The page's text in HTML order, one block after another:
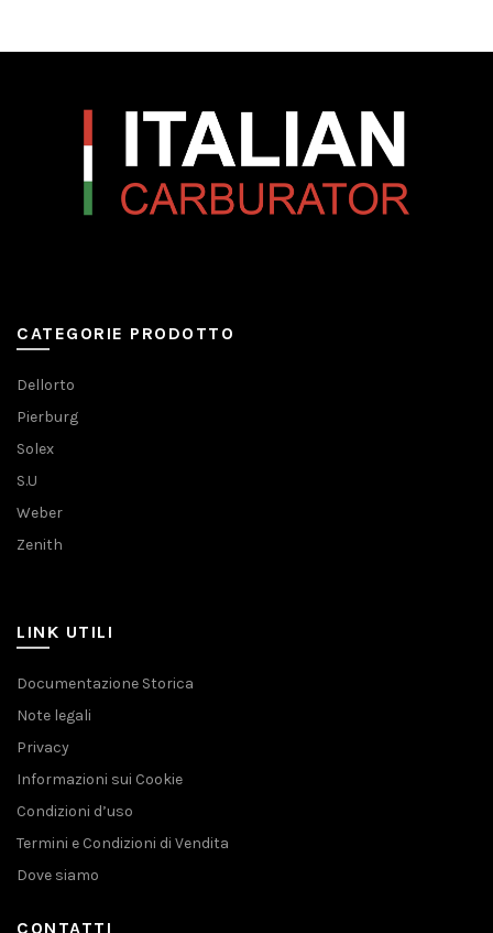
CATEGORIE PRODOTTO
Dellorto
Pierburg
Solex
S.U
Weber
Zenith
LINK UTILI
Documentazione Storica
Note legali
Privacy
Informazioni sui Cookie
Condizioni d’uso
Termini e Condizioni di Vendita
Dove siamo
CONTATTI